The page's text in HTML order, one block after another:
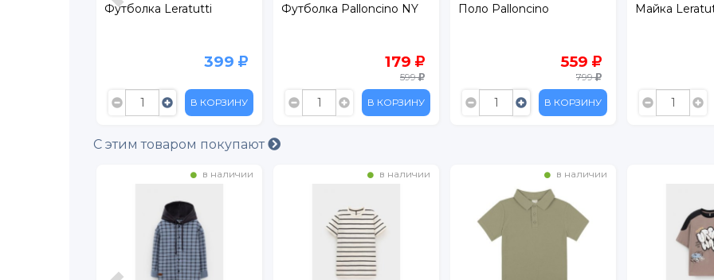
Футболка Leratutti
399
В КОРЗИНУ
Футболка Palloncino NY
179
599
В КОРЗИНУ
Поло Palloncino
559
799
В КОРЗИНУ
Майка
С этим товаром покупают
в наличии в наличии в наличии